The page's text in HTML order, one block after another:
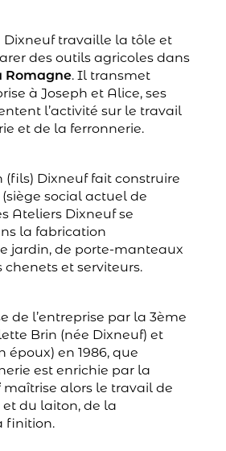
Dixneuf travaille la tôle et
des outils agricoles dans
Romagne. Il transmet
à Joseph et Alice, ses
l’activité sur le travail
et de la ferronnerie.
(fils) Dixneuf fait construire
social actuel de
Ateliers Dixneuf se
la fabrication
jardin, de porte-manteaux
chenets et serviteurs.
de l’entreprise par la 3ème
Brin (née Dixneuf) et
époux) en 1986, que
est enrichie par la
maîtrise alors le travail de
et du laiton, de la
finition.